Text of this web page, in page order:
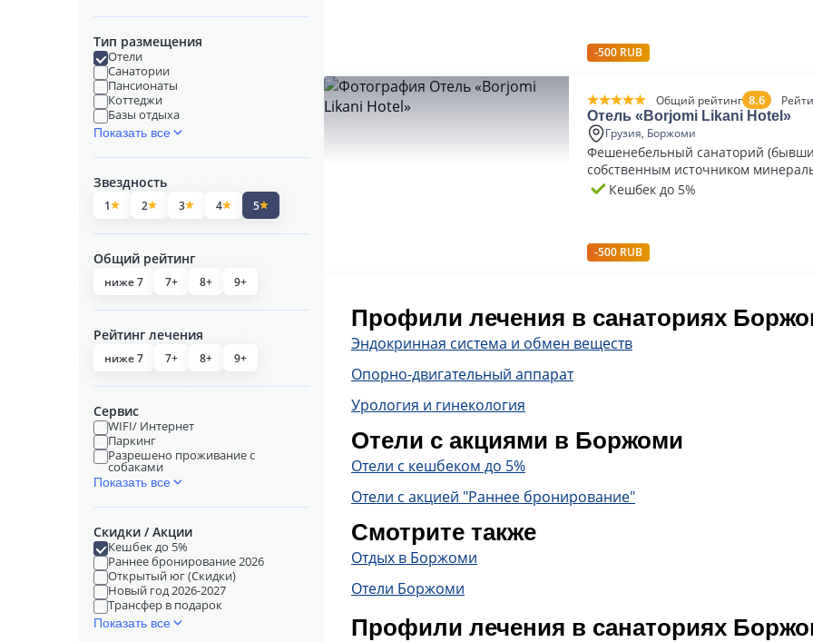
Тип размещения
Отели
Санатории
Пансионаты
Коттеджи
Базы отдыха
Показать все
Звездность
1 2 3 4 5
Общий рейтинг
ниже 7 7+ 8+ 9+
Рейтинг лечения
ниже 7 7+ 8+ 9+
Сервис
WIFI/ Интернет
Паркинг
Разрешено проживание с
собаками
Показать все
Скидки / Акции
Кешбек до 5%
Раннее бронирование 2026
Открытый юг (Скидки)
Новый год 2026-2027
Трансфер в подарок
Показать все
-500 RUB
Общий рейтинг 8.6
Отель «Borjomi Likani Hotel»
Грузия, Боржоми
Фешенебельный санаторий
собственным источником
Кешбек до 5%
-500 RUB
Профили лечения в санаториях
Эндокринная система и обмен веществ
Опорно-двигательный аппарат
Урология и гинекология
Отели с акциями в Боржоми
Отели с кешбеком до 5%
Отели с акцией "Раннее бронирование"
Смотрите также
Отдых в Боржоми
Отели Боржоми
Профили лечения в санаториях